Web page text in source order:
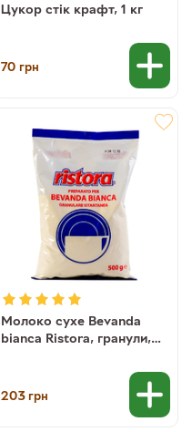
Цукор стік крафт, 1 кг
70 грн
Молоко сухе Bevanda
bianca Ristora, гранули,
203грн